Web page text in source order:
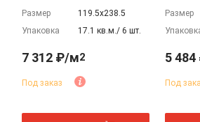
Размер
119.5х238.5
Упаковка
17.1 кв.м./ 6 шт.
7 312 ₽/м2
Под заказ
Размер
5
Под